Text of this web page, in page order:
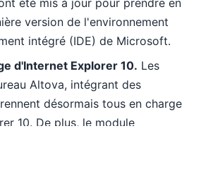
été mis à jour pour prendre en
version de l'environnement
intégré (IDE) de Microsoft.
d'Internet Explorer 10. Les
Altova, intégrant des
désormais tous en charge
10. De plus, le module